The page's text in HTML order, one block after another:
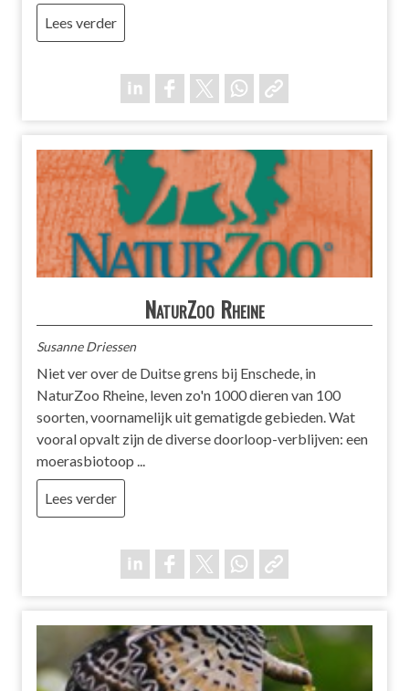
Lees verder
NaturZoo Rheine
Susanne Driessen
Niet ver over de Duitse grens bij Enschede, in
NaturZoo Rheine, leven zo'n 1000 dieren van 100
soorten, voornamelijk uit gematigde gebieden. Wat
vooral opvalt zijn de diverse doorloop-verblijven: een
moerasbiotoop ...
Lees verder